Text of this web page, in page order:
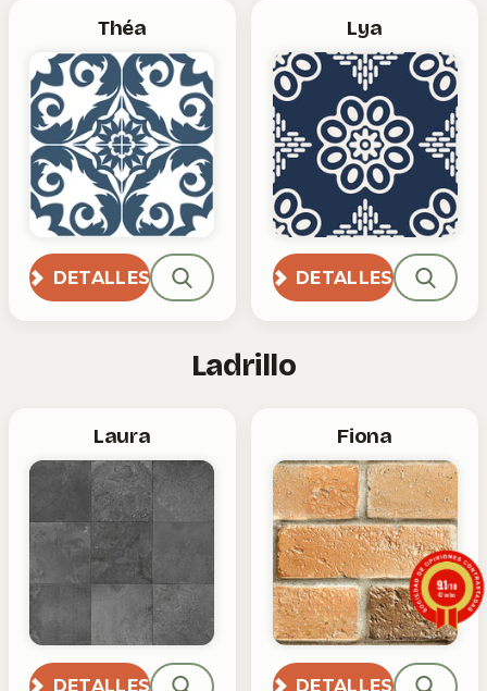
Théa
DETALLES
Lya
DETALLES
Ladrillo
Laura
DETALLES
Fiona
DETALLES
9.1/10
42 notas